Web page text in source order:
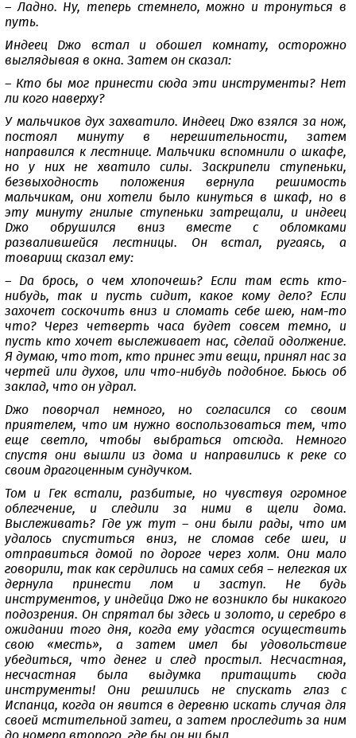
– Ладно. Ну, теперь стемнело, можно и тронуться в
путь.
Индеец Джо встал и обошел комнату, осторожно
выглядывая в окна. Затем он сказал:
– Кто бы мог принести сюда эти инструменты? Нет
ли кого наверху?
У мальчиков дух захватило. Индеец Джо взялся за нож,
постоял минуту в нерешительности, затем
направился к лестнице. Мальчики вспомнили о шкафе,
но у них не хватило силы. Заскрипели ступеньки,
безвыходность положения вернула решимость
мальчикам, они хотели было кинуться в шкаф, но в
эту минуту гнилые ступеньки затрещали, и индеец
Джо обрушился вниз вместе с обломками
развалившейся лестницы. Он встал, ругаясь, а
товарищ сказал ему:
– Да брось, о чем хлопочешь? Если там есть кто-
нибудь, так и пусть сидит, какое кому дело? Если
захочет соскочить вниз и сломать себе шею, нам-то
что? Через четверть часа будет совсем темно, и
пусть кто хочет выслеживает нас, сделай одолжение.
Я думаю, что тот, кто принес эти вещи, принял нас за
чертей или духов, или что-нибудь подобное. Бьюсь об
заклад, что он удрал.
Джо поворчал немного, но согласился со своим
приятелем, что им нужно воспользоваться тем, что
еще светло, чтобы выбраться отсюда. Немного
спустя они вышли из дома и направились к реке со
своим драгоценным сундучком.
Том и Гек встали, разбитые, но чувствуя огромное
облегчение, и следили за ними в щели дома.
Выслеживать? Где уж тут – они были рады, что им
удалось спуститься вниз, не сломав себе шеи, и
отправиться домой по дороге через холм. Они мало
говорили, так как сердились на самих себя – нелегкая их
дернула принести лом и заступ. Не будь
инструментов, у индейца Джо не возникло бы никакого
подозрения. Он спрятал бы здесь и золото, и серебро в
ожидании того дня, когда ему удастся осуществить
свою «месть», а затем имел бы удовольствие
убедиться, что денег и след простыл. Несчастная,
несчастная была выдумка притащить сюда
инструменты! Они решились не спускать глаз с
Испанца, когда он явится в деревню искать случая для
своей мстительной затеи, а затем проследить за ним